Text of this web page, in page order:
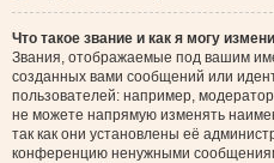
Что такое звание и как я могу
Звания, отображаемые под вашим
созданных вами сообщений или
пользователей: например,
не можете напрямую изменять
так как они установлены её
конференцию ненужными